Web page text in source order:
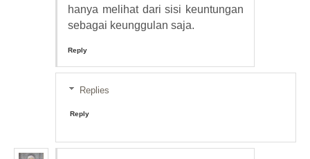
hanya melihat dari sisi keuntungan
sebagai keunggulan saja.
Reply
Replies
Reply